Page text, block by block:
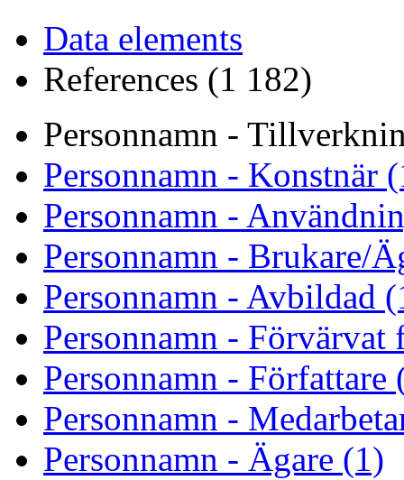
Data elements
References (1 182)
Personnamn -
Personnamn - Konstnär
Personnamn -
Personnamn - Brukare/
Personnamn - Avbildad
Personnamn - Förvärvat
Personnamn - Författare
Personnamn -
Personnamn - Ägare (1)